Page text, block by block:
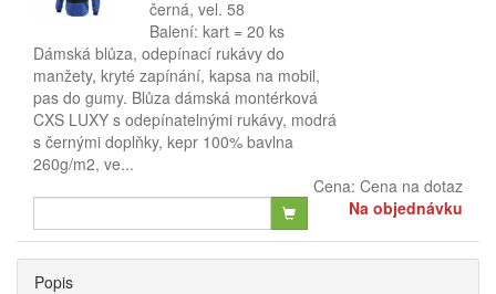
černá, vel. 58
Balení: kart = 20 ks
Dámská blůza, odepínací rukávy do
manžety, kryté zapínání, kapsa na mobil,
pas do gumy. Blůza dámská montérková
CXS LUXY s odepínatelnými rukávy, modrá
s černými doplňky, kepr 100% bavlna
260g/m2, ve...
Cena: Cena na dotaz
Na objednávku
Popis